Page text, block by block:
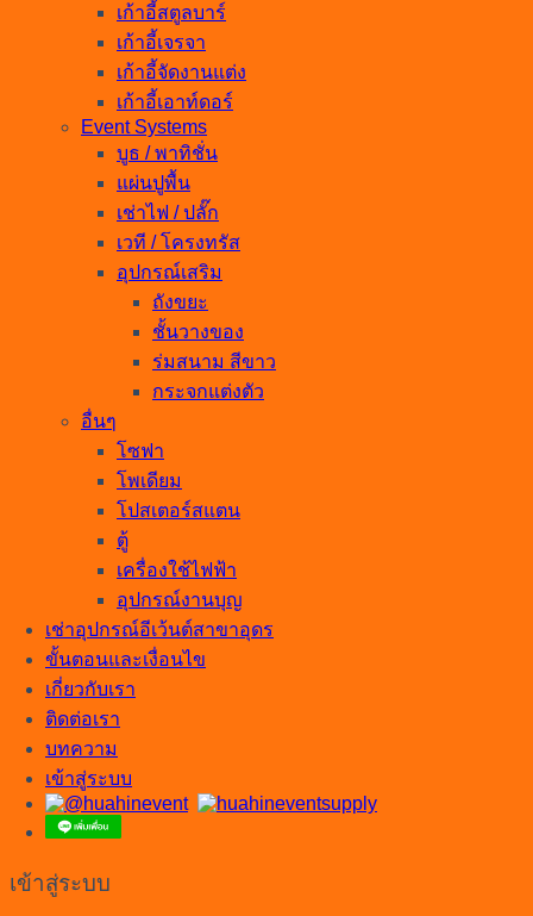
เก้าอี้สตูลบาร์
เก้าอี้เจรจา
เก้าอี้จัดงานแต่ง
เก้าอี้เอาท์ดอร์
Event Systems
บูธ / พาทิชั่น
แผ่นปูพื้น
เช่าไฟ / ปลั๊ก
เวที / โครงทรัส
อุปกรณ์เสริม
ถังขยะ
ชั้นวางของ
ร่มสนาม สีขาว
กระจกแต่งตัว
อื่นๆ
โซฟา
โพเดียม
โปสเตอร์สแตน
ตู้
เครื่องใช้ไฟฟ้า
อุปกรณ์งานบุญ
เช่าอุปกรณ์อีเว้นต์สาขาอุดร
ขั้นตอนและเงื่อนไข
เกี่ยวกับเรา
ติดต่อเรา
บทความ
เข้าสู่ระบบ
เข้าสู่ระบบ